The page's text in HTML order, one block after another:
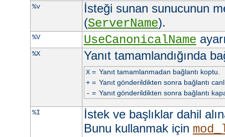
%v
İsteği sunan sunucunun
(ServerName).
%V UseCanonicalName
%X Yanıt tamamlandığında
X= Yanıt tamamlanmadan bağlantı koptu.
+= Yanıt gönderildikten sonra bağlantı
- = Yanıt gönderildikten sonra bağlantı
%I
İstek ve başlıklar dahil
Bunu kullanmak için